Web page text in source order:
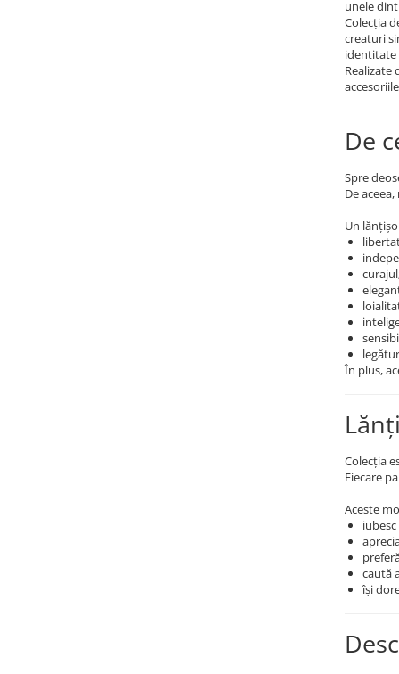
unele
Colecția
creaturi
identitate
Realizate
De
Spre
De
Un
În plus,
Colecția
Fiecare
Aceste
caută
își